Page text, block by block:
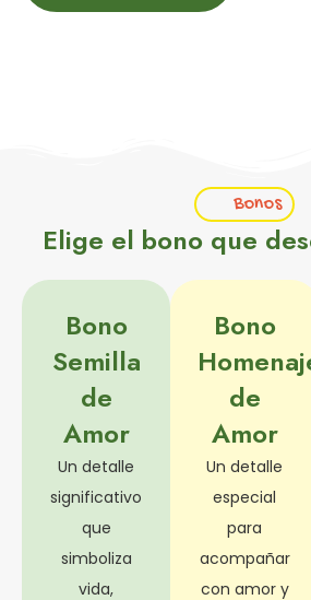
Bonos
Elige el bono que
Bono
Semilla
de
Amor
Un detalle
significativo
que
simboliza
vida,
Bono
de
Amor
Un detalle
especial
para
acompañar
con amor y